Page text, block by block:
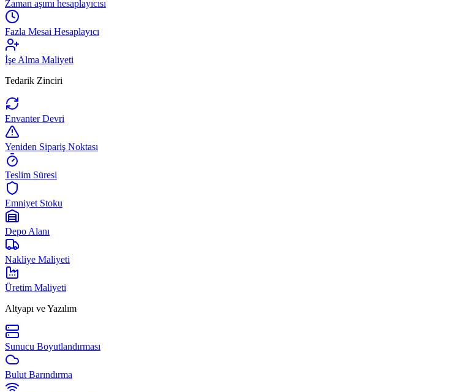
Zaman aşımı hesaplayıcısı
Fazla Mesai Hesaplayıcı
İşe Alma Maliyeti
Tedarik Zinciri
Envanter Devri
Yeniden Sipariş Noktası
Teslim Süresi
Emniyet Stoku
Depo Alanı
Nakliye Maliyeti
Üretim Maliyeti
Altyapı ve Yazılım
Sunucu Boyutlandırması
Bulut Barındırma